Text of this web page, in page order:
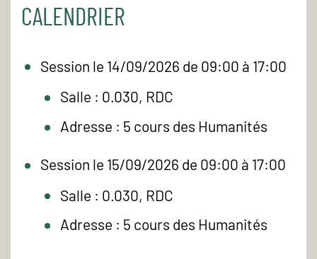
CALENDRIER
Session le 14/09/2026 de 09:00 à 17:00
Salle : 0.030, RDC
Adresse : 5 cours des Humanités
Session le 15/09/2026 de 09:00 à 17:00
Salle : 0.030, RDC
Adresse : 5 cours des Humanités